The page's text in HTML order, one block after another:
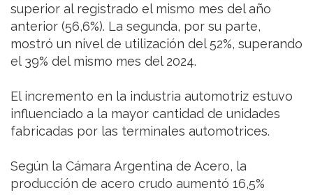
superior al registrado el mismo mes del año
anterior (56,6%). La segunda, por su parte,
mostró un nivel de utilización del 52%, superando
el 39% del mismo mes del 2024.
El incremento en la industria automotriz estuvo
influenciado a la mayor cantidad de unidades
fabricadas por las terminales automotrices.
Según la Cámara Argentina de Acero, la
producción de acero crudo aumentó 16,5%